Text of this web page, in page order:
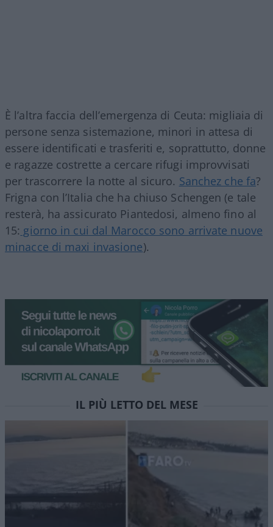
È l’altra faccia dell’emergenza di Ceuta: migliaia di
persone senza sistemazione, minori in attesa di
essere identificati e trasferiti e, soprattutto, donne
e ragazze costrette a cercare rifugi improvvisati
per trascorrere la notte al sicuro. Sanchez che fa?
Frigna con l’Italia che ha chiuso Schengen (e tale
resterà, ha assicurato Piantedosi, almeno fino al
15: giorno in cui dal Marocco sono arrivate nuove
minacce di maxi invasione).
IL PIÙ LETTO DEL MESE